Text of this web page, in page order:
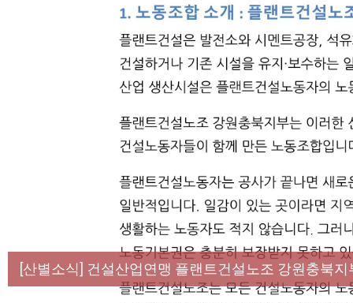
[성명] 막을 수 있었던 죽음, HL만도가 책임져라 : 청
[산별소식] 건설산업연맹 플랜트건설노조 강원충북지
[강릉,속초,원주,춘천] 폭염감시단 사업 이모저모
[조합원☆인터뷰] 서비스연맹 전국학교비정규직노동
[본부소식] 강원지역 노동자 합창단 모임